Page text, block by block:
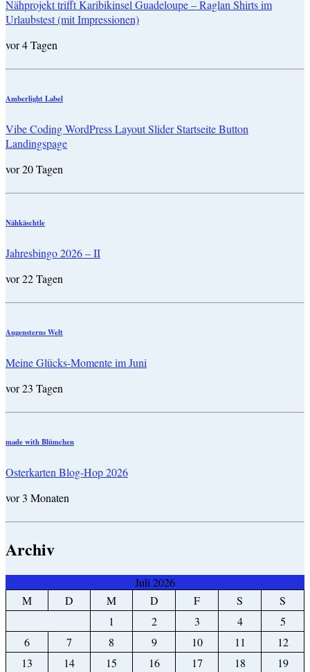
Nähprojekt trifft Karibikinsel Guadeloupe – Raglan Shirts im
Urlaubstest (mit Impressionen)
vor 4 Tagen
Amberlight Label
Vibe Coding WordPress Layout Slider Startseite Button
Landingspage
vor 20 Tagen
Nähkäschtle
Jahresbingo 2026 – II
vor 22 Tagen
Augensterns Welt
Meine Glücks-Momente im Juni
vor 23 Tagen
made with Blümchen
Osterkarten Blog-Hop 2026
vor 3 Monaten
Archiv
Juli 2026
M
D M D F S
S
1
2 3 4
5
6
7 8 9 10 11
12
13
14 15 16 17 18 19